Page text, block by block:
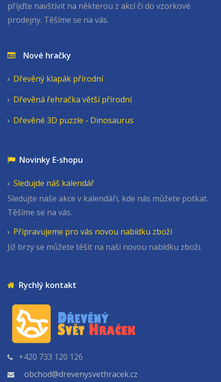
přijďte navštívit na některou z akcí či do vzorkové
prodejny. Těšíme se na vás.
Nové hračky
Dřevěný klapák přírodní
Dřevěná řehračka větší přírodní
Dřevěné 3D puzzle - Dinosaurus
Novinky E-shopu
Sledujde náš kalendář
Sledujte naše akce v kalendáři, kde nás můžete potkat.
Těšíme se na vás.
Připravujeme pro vás novou nabídku zboží
Již brzy se můžete těšit na naši novou nabídku zboží.
Rychlý kontakt
+420 733 120 126
obchod@drevenysvethracek.cz